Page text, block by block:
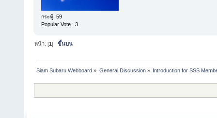
กระทู้: 59
Popular Vote : 3
หน้า: [1]ขึ้นบน
Siam Subaru Webboard » General Discussion» Introduction for SSS